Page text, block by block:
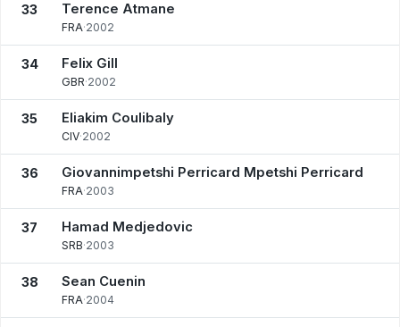
33 Terence Atmane
FRA·2002
34 Felix Gill
GBR·2002
35 Eliakim Coulibaly
CIV·2002
36 Giovannimpetshi Perricard Mpetshi Perricard
FRA·2003
37 Hamad Medjedovic
SRB·2003
38 Sean Cuenin
FRA·2004